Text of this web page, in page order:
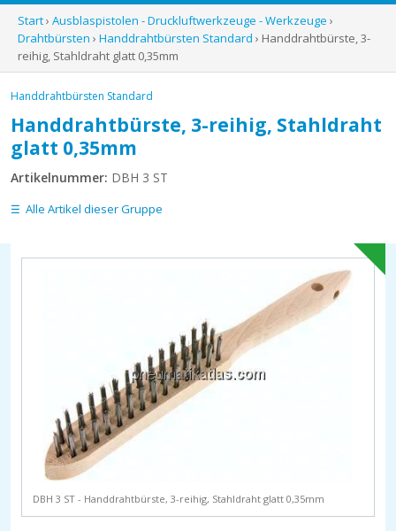
Start› Ausblaspistolen - Druckluftwerkzeuge - Werkzeuge ›
Drahtbürsten › Handdrahtbürsten Standard › Handdrahtbürste, 3-
reihig, Stahldraht glatt 0,35mm
Handdrahtbürsten Standard
Handdrahtbürste, 3-reihig, Stahldraht
glatt 0,35mm
Artikelnummer: DBH 3 ST
Alle Artikel dieser Gruppe
DBH 3 ST - Handdrahtbürste, 3-reihig, Stahldraht glatt 0,35mm